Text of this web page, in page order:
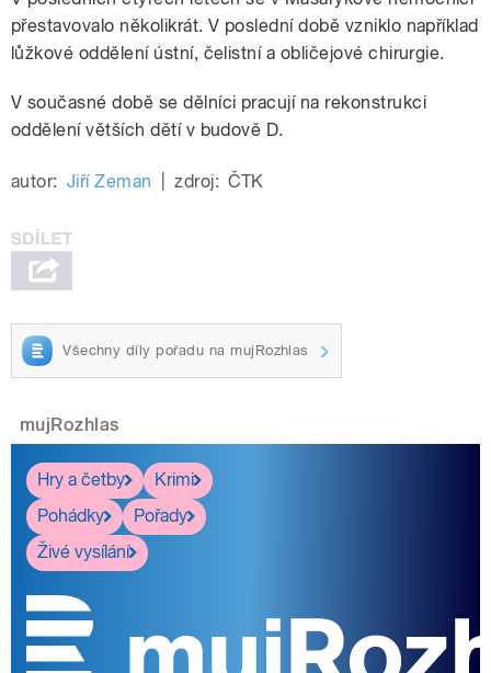
přestavovalo několikrát. V poslední době vzniklo například
lůžkové oddělení ústní, čelistní a obličejové chirurgie.
V současné době se dělníci pracují na rekonstrukci
oddělení větších dětí v budově D.
autor: Jiří Zeman zdroj: ČTK
Všechny díly pořadu na mujRozhlas
mujRozhlas
Hry a četby
Krimi
Pohádky
Pořady
Živé vysílání